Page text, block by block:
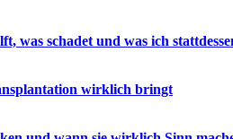
was schadet und was ich
wirklich bringt